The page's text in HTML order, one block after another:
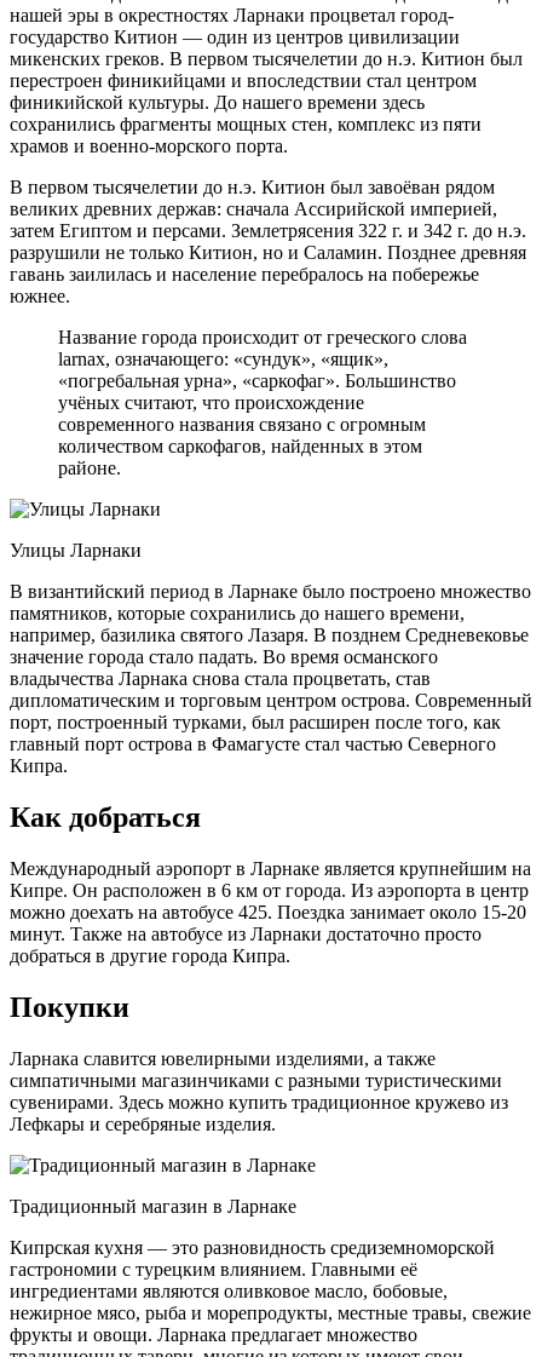
нашей эры в окрестностях Ларнаки процветал город-
государство Китион — один из центров цивилизации
микенских греков. В первом тысячелетии до н.э. Китион был
перестроен финикийцами и впоследствии стал центром
финикийской культуры. До нашего времени здесь
сохранились фрагменты мощных стен, комплекс из пяти
храмов и военно-морского порта.
В первом тысячелетии до н.э. Китион был завоёван рядом
великих древних держав: сначала Ассирийской империей,
затем Египтом и персами. Землетрясения 322 г. и 342 г. до н.э.
разрушили не только Китион, но и Саламин. Позднее древняя
гавань заилилась и население перебралось на побережье
южнее.
Название города происходит от греческого слова
larnax, означающего: «сундук», «ящик»,
«погребальная урна», «саркофаг». Большинство
учёных считают, что происхождение
современного названия связано с огромным
количеством саркофагов, найденных в этом
районе.
Улицы Ларнаки
В византийский период в Ларнаке было построено множество
памятников, которые сохранились до нашего времени,
например, базилика святого Лазаря. В позднем Средневековье
значение города стало падать. Во время османского
владычества Ларнака снова стала процветать, став
дипломатическим и торговым центром острова. Современный
порт, построенный турками, был расширен после того, как
главный порт острова в Фамагусте стал частью Северного
Кипра.
Как добраться
Международный аэропорт в Ларнаке является крупнейшим на
Кипре. Он расположен в 6 км от города. Из аэропорта в центр
можно доехать на автобусе 425. Поездка занимает около 15-20
минут. Также на автобусе из Ларнаки достаточно просто
добраться в другие города Кипра.
Покупки
Ларнака славится ювелирными изделиями, а также
симпатичными магазинчиками с разными туристическими
сувенирами. Здесь можно купить традиционное кружево из
Лефкары и серебряные изделия.
Традиционный магазин в Ларнаке
Кипрская кухня — это разновидность средиземноморской
гастрономии с турецким влиянием. Главными её
ингредиентами являются оливковое масло, бобовые,
нежирное мясо, рыба и морепродукты, местные травы, свежие
фрукты и овощи. Ларнака предлагает множество